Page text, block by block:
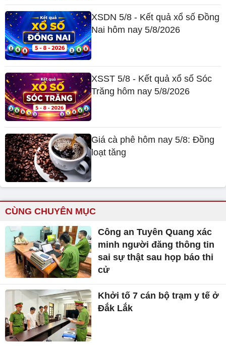
XSDN 5/8 - Kết quả xổ số Đồng
Nai hôm nay 5/8/2026
XSST 5/8 - Kết quả xổ số Sóc
Trăng hôm nay 5/8/2026
Giá cà phê hôm nay 5/8: Đồng
loạt tăng
CÙNG CHUYÊN MỤC
Công an Tuyên Quang xác
minh người đăng thông tin
sai sự thật sau họp báo thi
cử
Khởi tố 7 cán bộ trạm y tế ở
Đắk Lắk